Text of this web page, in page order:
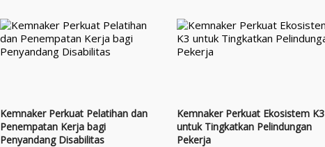
Kemnaker Perkuat Pelatihan dan
Penempatan Kerja bagi
Penyandang Disabilitas
Kemnaker Perkuat Ekosistem K3
untuk Tingkatkan Pelindungan
Pekerja